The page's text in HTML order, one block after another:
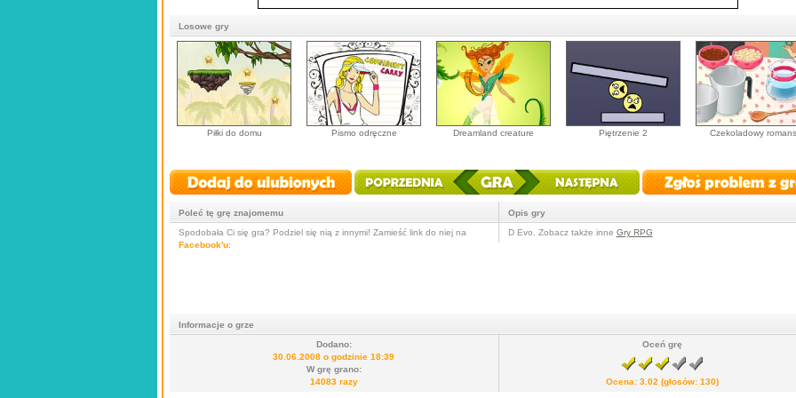
Losowe gry
Piłki do domu Pismo odręczne Dreamland creature Piętrzenie 2 Czekoladowy romans
Poleć tę grę znajomemu
Spodobała Ci się gra? Podziel się nią z innymi! Zamieść link do niej na
Facebook'u:
Opis gry
D Evo. Zobacz także inne Gry RPG
Informacje o grze
Dodano:
30.06.2008 o godzinie 18:39
W grę grano:
14083 razy
Oceń grę
Ocena: 3.02 (głosów: 130)